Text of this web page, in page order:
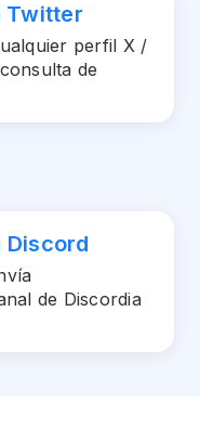
Twitter
perfil X /
de
Discord
de Discordia